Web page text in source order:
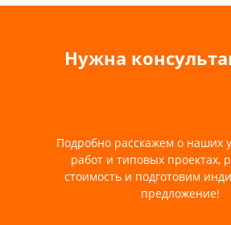
Нужна
Подробно расскажем о наших
работ и типовых проектах,
стоимость и подготовим
предложение!